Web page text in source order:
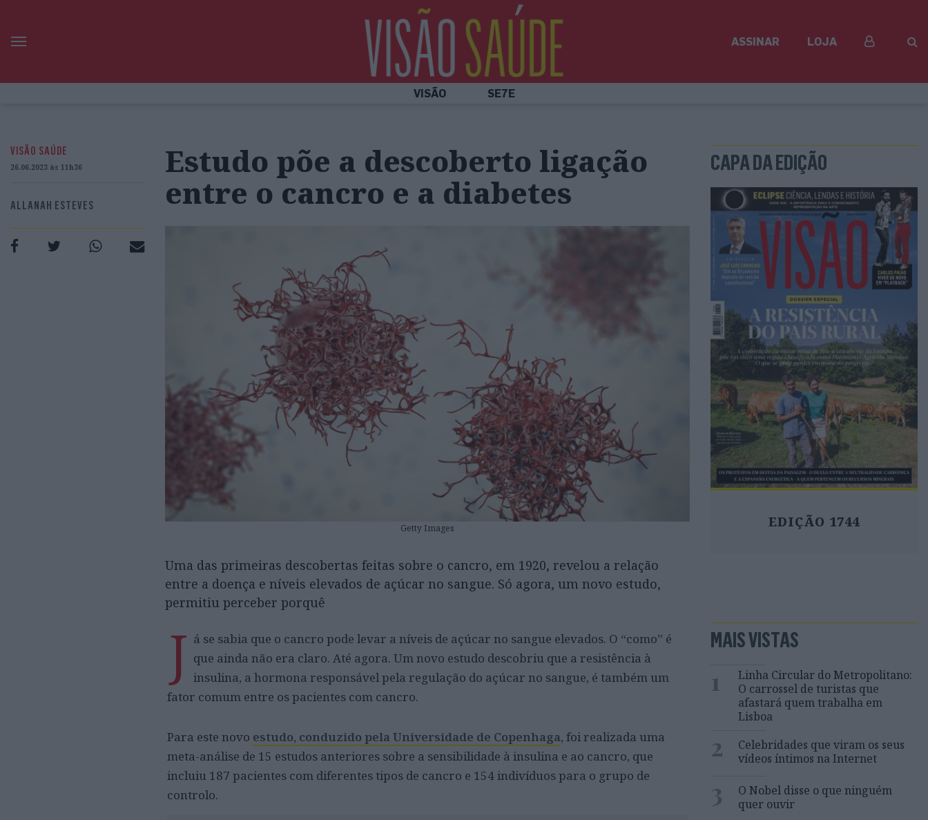
ASSINAR LOJA
VISÃO SE7E
VISÃO SAÚDE
26.06.2023 às 11h36
ALLANAH ESTEVES
Estudo põe a descoberto ligação
entre o cancro e a diabetes
Getty Images
Uma das primeiras descobertas feitas sobre o cancro, em 1920, revelou a relação
entre a doença e níveis elevados de açúcar no sangue. Só agora, um novo estudo,
permitiu perceber porquê
J á se sabia que o cancro pode levar a níveis de açúcar no sangue elevados. O “como” é
que ainda não era claro. Até agora. Um novo estudo descobriu que a resistência à
insulina, a hormona responsável pela regulação do açúcar no sangue, é também um
fator comum entre os pacientes com cancro.
Para este novo estudo, conduzido pela Universidade de Copenhaga, foi realizada uma
meta-análise de 15 estudos anteriores sobre a sensibilidade à insulina e ao cancro, que
incluiu 187 pacientes com diferentes tipos de cancro e 154 indivíduos para o grupo de
controlo.
CAPA DA EDIÇÃO
EDIÇÃO 1744
MAIS VISTAS
1
Linha Circular do Metropolitano:
O carrossel de turistas que
afastará quem trabalha em
Lisboa
2
Celebridades que viram os seus
vídeos íntimos na Internet
3
O Nobel disse o que ninguém
quer ouvir